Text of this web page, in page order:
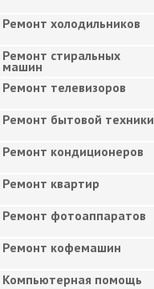
Ремонт холодильников
Ремонт стиральных
машин
Ремонт телевизоров
Ремонт бытовой техники
Ремонт кондиционеров
Ремонт квартир
Ремонт фотоаппаратов
Ремонт кофемашин
Компьютерная помощь